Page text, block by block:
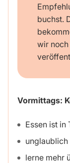
buchst.
wir
Vormittags:
Essen ist
lerne mehr